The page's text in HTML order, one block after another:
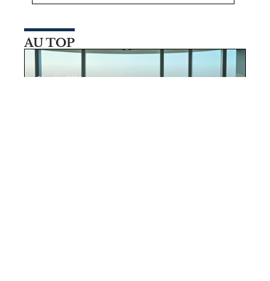
AU TOP
29 juillet 2026